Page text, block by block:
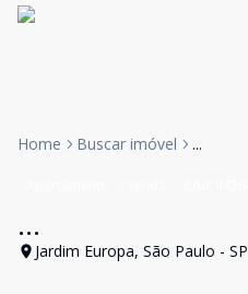
Home Buscar imóvel ...
...
Jardim Europa, São Paulo - SP